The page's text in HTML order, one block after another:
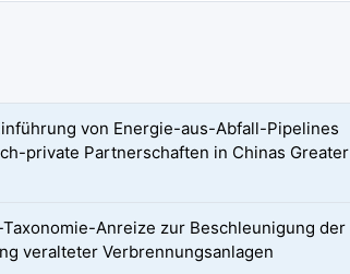
von Energie-aus-Abfall-Pipelines
private Partnerschaften in Chinas Greater
Anreize zur Beschleunigung der
veralteter Verbrennungsanlagen